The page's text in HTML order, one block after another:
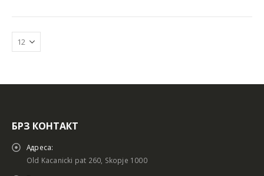
БРЗ КОНТАКТ
Адреса:
Old Kacanicki pat 260, Skopje 1000